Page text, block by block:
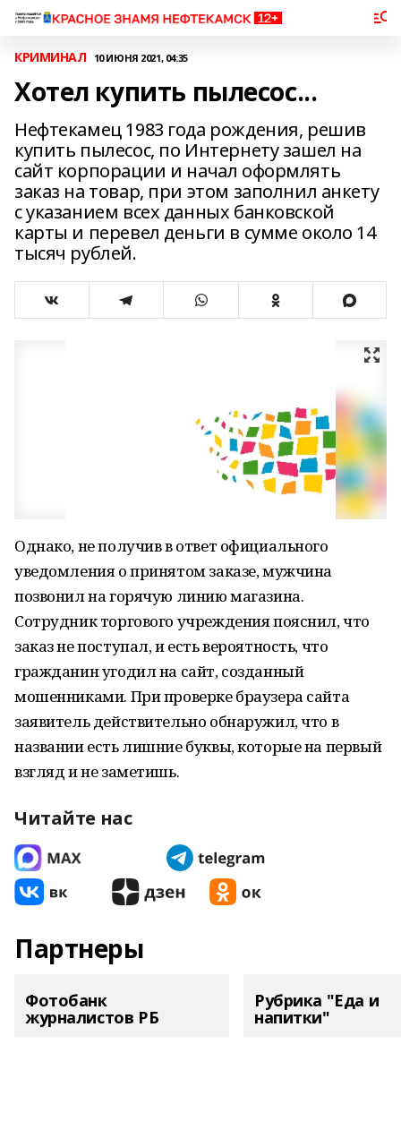
КРИМИНАЛ 10 ИЮНЯ 2021, 04:35
Хотел купить пылесос...
Нефтекамец 1983 года рождения, решив
купить пылесос, по Интернету зашел на
сайт корпорации и начал оформлять
заказ на товар, при этом заполнил анкету
с указанием всех данных банковской
карты и перевел деньги в сумме около 14
тысяч рублей.
Однако, не получив в ответ официального
уведомления о принятом заказе, мужчина
позвонил на горячую линию магазина.
Сотрудник торгового учреждения пояснил, что
заказ не поступал, и есть вероятность, что
гражданин угодил на сайт, созданный
мошенниками. При проверке браузера сайта
заявитель действительно обнаружил, что в
названии есть лишние буквы, которые на первый
взгляд и не заметишь.
Читайте нас
Партнеры
Фотобанк
журналистов РБ
Рубрика "Еда и
напитки"